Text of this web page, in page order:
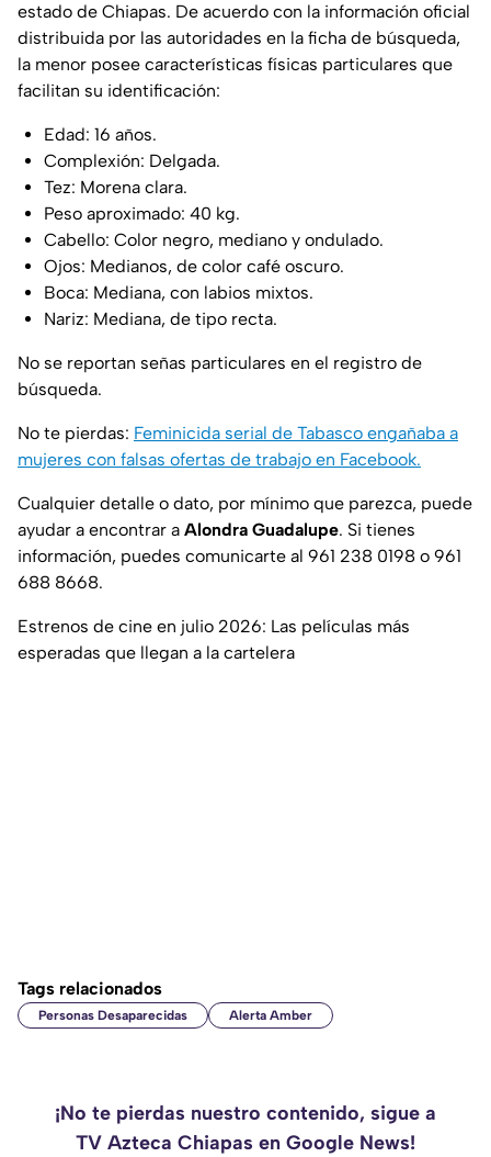
estado de Chiapas. De acuerdo con la información oficial
distribuida por las autoridades en la ficha de búsqueda,
la menor posee características físicas particulares que
facilitan su identificación:
Edad: 16 años.
Complexión: Delgada.
Tez: Morena clara.
Peso aproximado: 40 kg.
Cabello: Color negro, mediano y ondulado.
Ojos: Medianos, de color café oscuro.
Boca: Mediana, con labios mixtos.
Nariz: Mediana, de tipo recta.
No se reportan señas particulares en el registro de
búsqueda.
No te pierdas: Feminicida serial de Tabasco engañaba a
mujeres con falsas ofertas de trabajo en Facebook.
Cualquier detalle o dato, por mínimo que parezca, puede
ayudar a encontrar a Alondra Guadalupe. Si tienes
información, puedes comunicarte al 961 238 0198 o 961
688 8668.
Estrenos de cine en julio 2026: Las películas más
esperadas que llegan a la cartelera
Tags relacionados
Personas Desaparecidas Alerta Amber
¡No te pierdas nuestro contenido, sigue a
TV Azteca Chiapas en Google News!